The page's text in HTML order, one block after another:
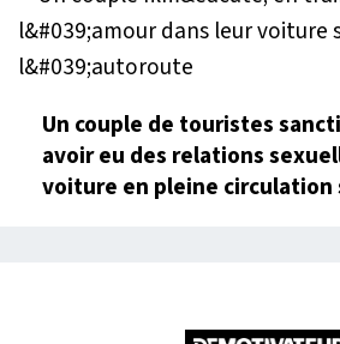
Un couple de touristes
avoir eu des relations
voiture en pleine circulation